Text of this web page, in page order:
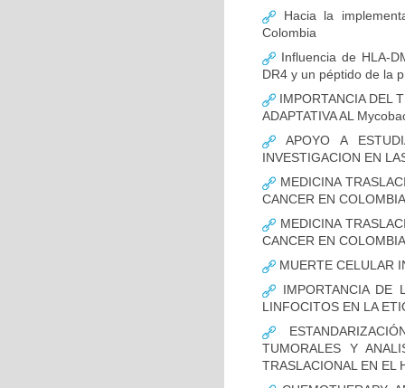
Hacia la
Colombia
Influencia de HLA-
DR4 y un péptido de la
IMPORTANCIA DEL
ADAPTATIVA AL
APOYO A
INVESTIGACION EN
MEDICINA
CANCER EN COLOMBIA
MEDICINA
CANCER EN COLOMBIA
MUERTE CELULAR
IMPORTANCIA DE
LINFOCITOS EN LA
TUMORALES Y
TRASLACIONAL EN EL